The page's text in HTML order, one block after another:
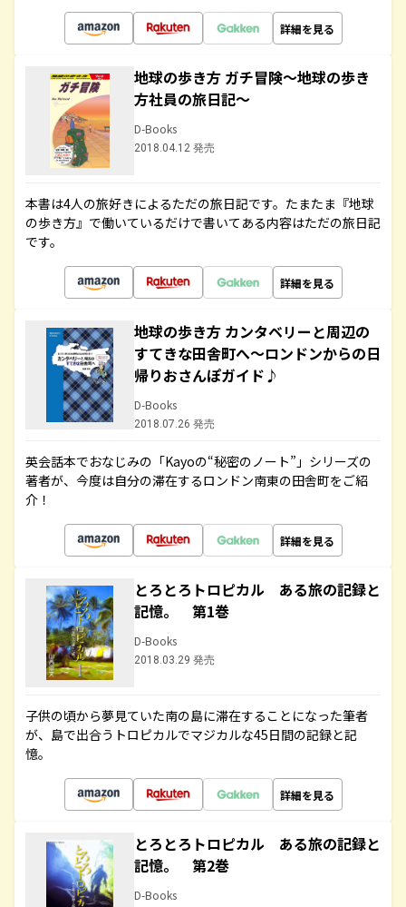
詳細を見る
地球の歩き方 ガチ冒険～地球の歩き
方社員の旅日記～
D-Books
2018.04.12 発売
本書は4人の旅好きによるただの旅日記です。たまたま『地球
の歩き方』で働いているだけで書いてある内容はただの旅日記
です。
詳細を見る
地球の歩き方 カンタベリーと周辺の
すてきな田舎町へ～ロンドンからの日
帰りおさんぽガイド♪
D-Books
2018.07.26 発売
英会話本でおなじみの「Kayoの“秘密のノート”」シリーズの
著者が、今度は自分の滞在するロンドン南東の田舎町をご紹
介！
詳細を見る
とろとろトロピカル ある旅の記録と
記憶。 第1巻
D-Books
2018.03.29 発売
子供の頃から夢見ていた南の島に滞在することになった筆者
が、島で出合うトロピカルでマジカルな45日間の記録と記
憶。
詳細を見る
とろとろトロピカル ある旅の記録と
記憶。 第2巻
D-Books